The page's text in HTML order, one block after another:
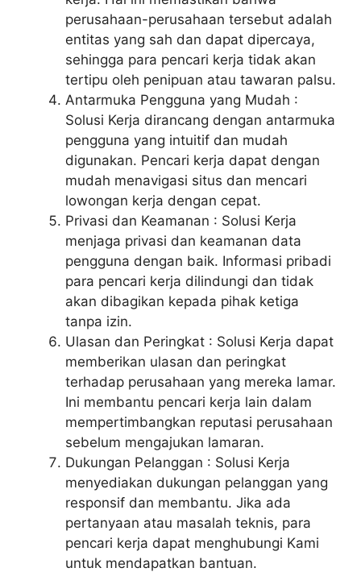
perusahaan-perusahaan tersebut adalah
entitas yang sah dan dapat dipercaya,
sehingga para pencari kerja tidak akan
tertipu oleh penipuan atau tawaran palsu.
Antarmuka Pengguna yang Mudah :
Solusi Kerja dirancang dengan antarmuka
pengguna yang intuitif dan mudah
digunakan. Pencari kerja dapat dengan
mudah menavigasi situs dan mencari
lowongan kerja dengan cepat.
Privasi dan Keamanan : Solusi Kerja
menjaga privasi dan keamanan data
pengguna dengan baik. Informasi pribadi
para pencari kerja dilindungi dan tidak
akan dibagikan kepada pihak ketiga
tanpa izin.
Ulasan dan Peringkat : Solusi Kerja dapat
memberikan ulasan dan peringkat
terhadap perusahaan yang mereka lamar.
Ini membantu pencari kerja lain dalam
mempertimbangkan reputasi perusahaan
sebelum mengajukan lamaran.
Dukungan Pelanggan : Solusi Kerja
menyediakan dukungan pelanggan yang
responsif dan membantu. Jika ada
pertanyaan atau masalah teknis, para
pencari kerja dapat menghubungi Kami
untuk mendapatkan bantuan.